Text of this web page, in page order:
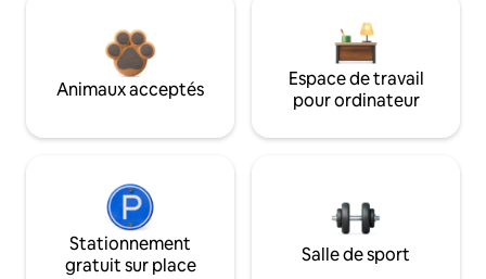
Animaux acceptés
Espace de travail
pour ordinateur
Stationnement
gratuit sur place
Salle de sport